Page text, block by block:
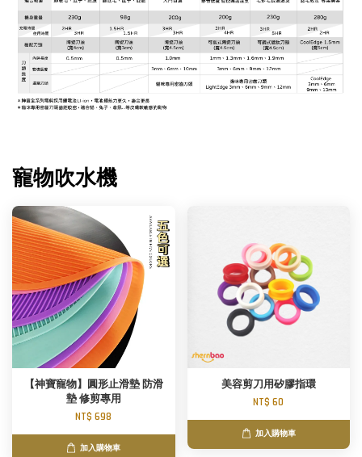
寵物吹水機
【神寶寵物】圓形止滑墊 防滑
墊 修剪專用
NT$ 698
加入購物車
美容剪刀用矽膠指環
NT$ 60
加入購物車